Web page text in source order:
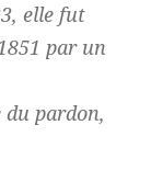
elle fut
par un
pardon,